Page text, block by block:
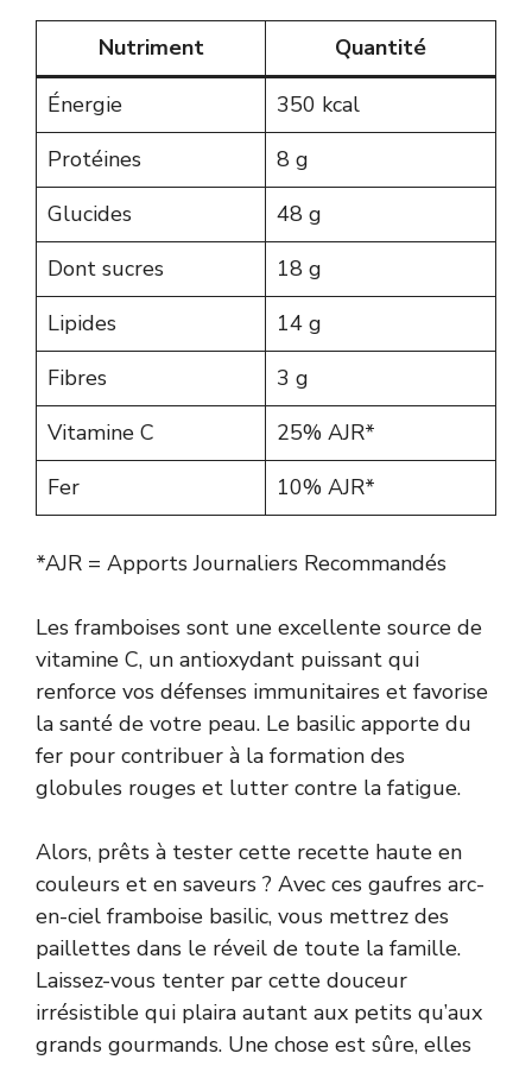
Nutriment
Quantité
Énergie
350 kcal
Protéines
8 g
Glucides
48 g
Dont sucres
18 g
Lipides
14 g
Fibres
3 g
Vitamine C
25% AJR*
Fer
10% AJR*
*AJR = Apports Journaliers Recommandés
Les framboises sont une excellente source de
vitamine C, un antioxydant puissant qui
renforce vos défenses immunitaires et favorise
la santé de votre peau. Le basilic apporte du
fer pour contribuer à la formation des
globules rouges et lutter contre la fatigue.
Alors, prêts à tester cette recette haute en
couleurs et en saveurs ? Avec ces gaufres arc-
en-ciel framboise basilic, vous mettrez des
paillettes dans le réveil de toute la famille.
Laissez-vous tenter par cette douceur
irrésistible qui plaira autant aux petits qu’aux
grands gourmands. Une chose est sûre, elles